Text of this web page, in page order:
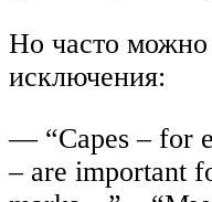
Но часто можно
исключения:
— “Capes – for
– are important